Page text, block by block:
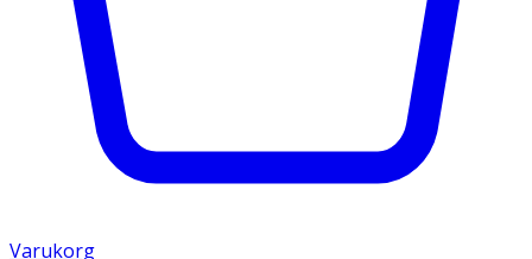
Varukorg